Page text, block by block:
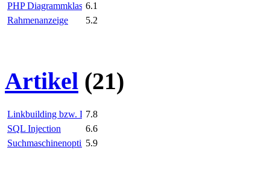
PHP Diagrammklasse6.1
Rahmenanzeige
5.2
Artikel (21)
Linkbuilding bzw. Linkaufbau
7.8
SQL Injection
6.6
Suchmaschinenoptimierung (SEO)
5.9